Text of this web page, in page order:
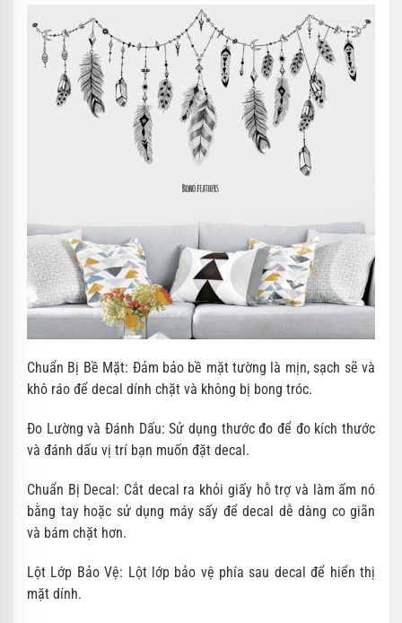
Chuẩn Bị Bề Mặt: Đảm bảo bề mặt tường là mịn, sạch sẽ và
khô ráo để decal dính chặt và không bị bong tróc.
Đo Lường và Đánh Dấu: Sử dụng thước đo để đo kích thước
và đánh dấu vị trí bạn muốn đặt decal.
Chuẩn Bị Decal: Cắt decal ra khỏi giấy hỗ trợ và làm ấm nó
bằng tay hoặc sử dụng máy sấy để decal dễ dàng co giãn
và bám chặt hơn.
Lột Lớp Bảo Vệ: Lột lớp bảo vệ phía sau decal để hiển thị
mặt dính.